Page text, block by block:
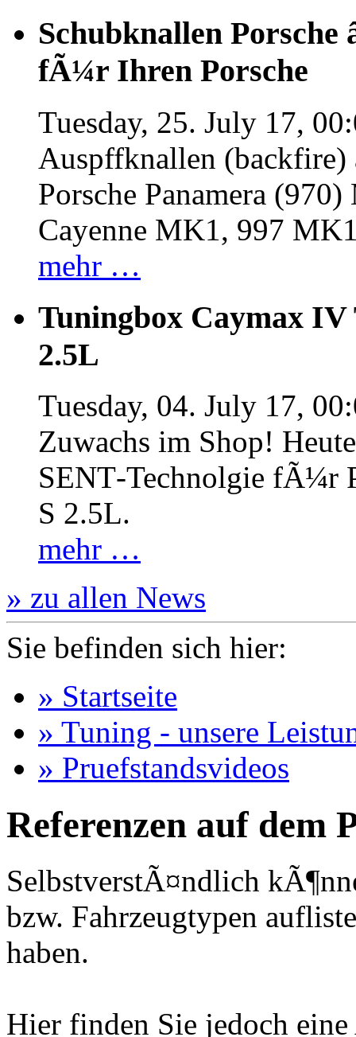
Schubknallen Porsche
fÃ¼r Ihren Porsche
Tuesday, 25. July 17,
Auspffknallen
Porsche Panamera
Cayenne MK1, 997
mehr …
Tuningbox Caymax IV
2.5L
Tuesday, 04. July 17,
Zuwachs im Shop!
SENT‐Technolgie fÃ¼r
S 2.5L.
mehr …
» zu allen News
Sie befinden sich hier:
» Startseite
» Tuning - unsere
» Pruefstandsvideos
Referenzen auf dem
SelbstverstÃ¤ndlich
bzw. Fahrzeugtypen
haben.
Hier finden Sie jedoch